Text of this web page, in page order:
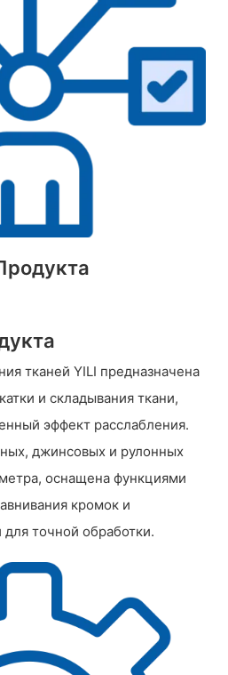
тканей YILI предназначена
и складывания ткани,
эффект расслабления.
джинсовых и рулонных
оснащена функциями
кромок и
точной обработки.